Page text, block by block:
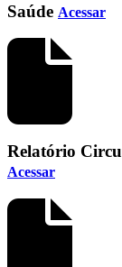
Saúde Acessar
Relatório
Acessar